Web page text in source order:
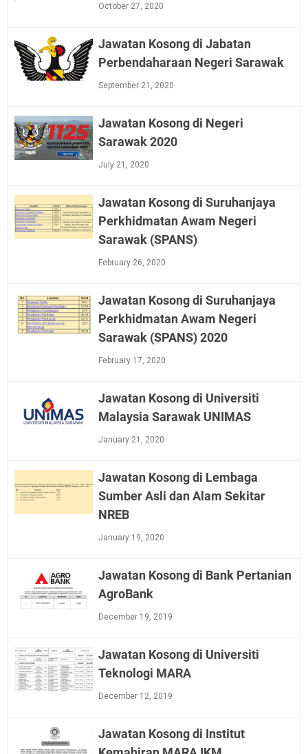
October 27, 2020
Jawatan Kosong di Jabatan
Perbendaharaan Negeri Sarawak
September 21, 2020
Jawatan Kosong di Negeri
Sarawak 2020
July 21, 2020
Jawatan Kosong di Suruhanjaya
Perkhidmatan Awam Negeri
Sarawak (SPANS)
February 26, 2020
Jawatan Kosong di Suruhanjaya
Perkhidmatan Awam Negeri
Sarawak (SPANS) 2020
February 17, 2020
Jawatan Kosong di Universiti
Malaysia Sarawak UNIMAS
January 21, 2020
Jawatan Kosong di Lembaga
Sumber Asli dan Alam Sekitar
NREB
January 19, 2020
Jawatan Kosong di Bank Pertanian
AgroBank
December 19, 2019
Jawatan Kosong di Universiti
Teknologi MARA
December 12, 2019
Jawatan Kosong di Institut